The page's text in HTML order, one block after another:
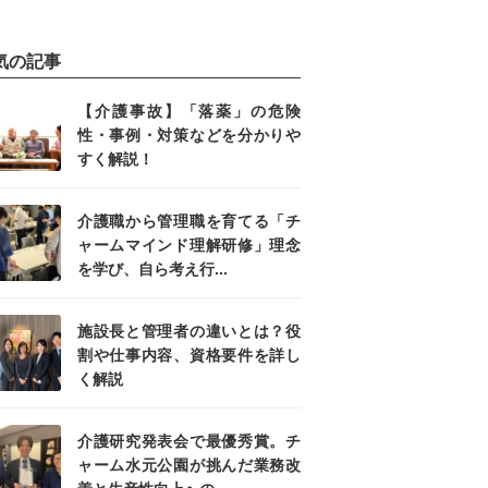
の記事
【介護事故】「落薬」の危険
性・事例・対策などを分かりや
すく解説！
介護職から管理職を育てる「チ
ャームマインド理解研修」理念
を学び、自ら考え行...
施設長と管理者の違いとは？役
割や仕事内容、資格要件を詳し
く解説
介護研究発表会で最優秀賞。チ
ャーム水元公園が挑んだ業務改